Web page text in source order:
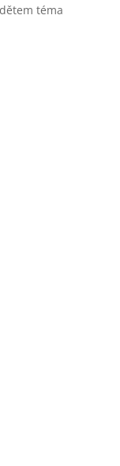
téma